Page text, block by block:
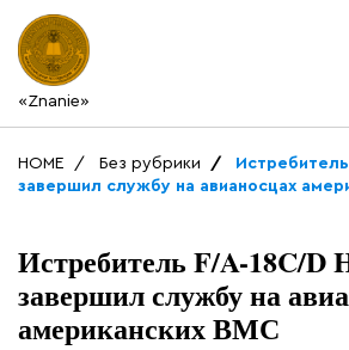
«Znanie»
HOME Без рубрики
завершил службу на авианосцах
Истребитель F/A-18C/D
завершил службу на
американских ВМС